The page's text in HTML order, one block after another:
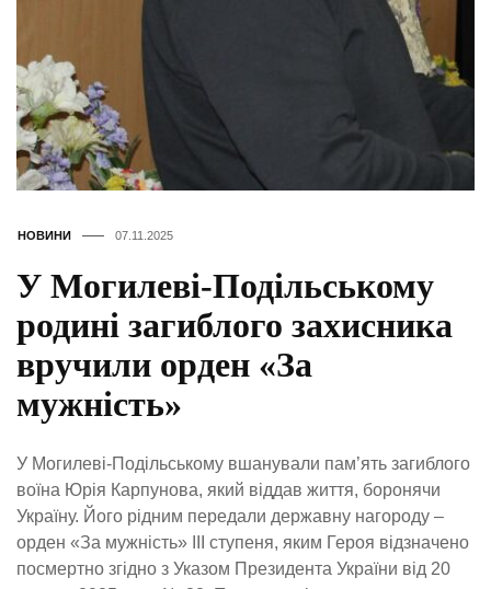
НОВИНИ 07.11.2025
У Могилеві-Подільському
родині загиблого захисника
вручили орден «За
мужність»
У Могилеві-Подільському вшанували пам’ять загиблого
воїна Юрія Карпунова, який віддав життя, боронячи
Україну. Його рідним передали державну нагороду –
орден «За мужність» ІІІ ступеня, яким Героя відзначено
посмертно згідно з Указом Президента України від 20